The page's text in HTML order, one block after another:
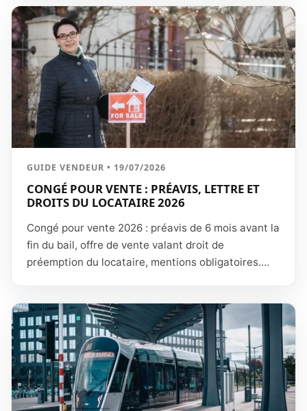
GUIDE VENDEUR • 19/07/2026
CONGÉ POUR VENTE : PRÉAVIS, LETTRE ET
DROITS DU LOCATAIRE 2026
Congé pour vente 2026 : préavis de 6 mois avant la
fin du bail, offre de vente valant droit de
préemption du locataire, mentions obligatoires.